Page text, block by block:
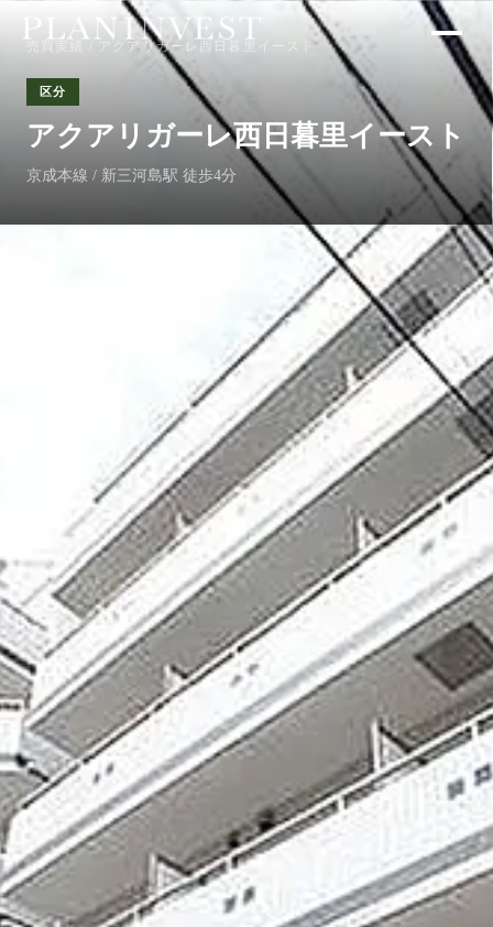
/ アクアリガーレ西日暮里イースト
区分
アクアリガーレ西日暮里イースト
京成本線 / 新三河島駅 徒歩4分